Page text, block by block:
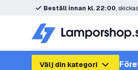
Beställ innan kl. 22:00,
Välj din kategori